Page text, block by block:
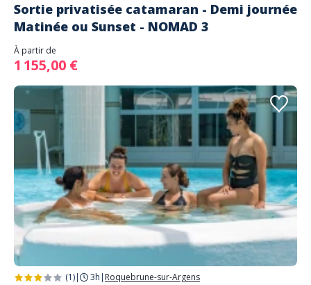
Sortie privatisée catamaran - Demi journée
Matinée ou Sunset - NOMAD 3
À partir de
1 155,00 €
(1)| 3h | Roquebrune-sur-Argens